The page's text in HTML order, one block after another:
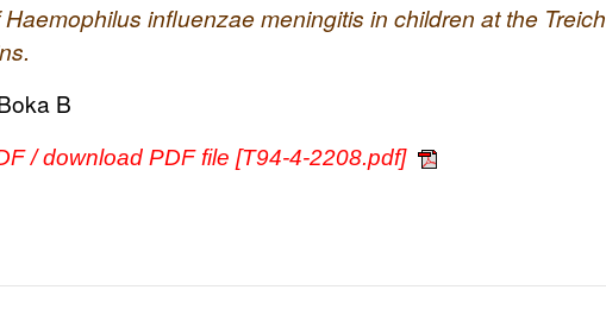
influenzae meningitis in children at the
B
/ download PDF file [T94-4-2208.pdf]